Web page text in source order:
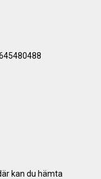
kan du hämta